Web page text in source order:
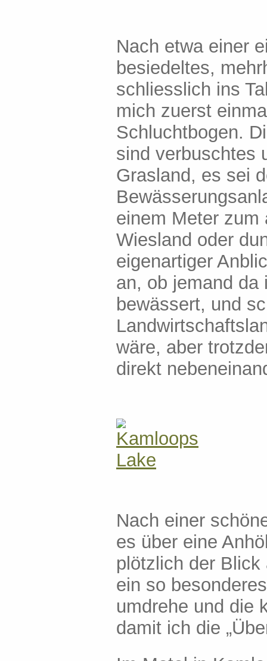
Nach etwa einer
besiedeltes,
schliesslich ins
mich zuerst
Schluchtbogen.
sind verbuschtes
Grasland, es sei
einem Meter zum
Wiesland oder
eigenartiger
an, ob jemand da
bewässert, und
wäre, aber
direkt
Nach einer
es über eine
plötzlich der
ein so
umdrehe und die
damit ich die